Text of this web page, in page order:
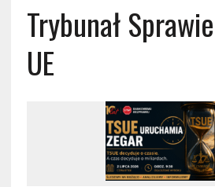
Trybunał
UE